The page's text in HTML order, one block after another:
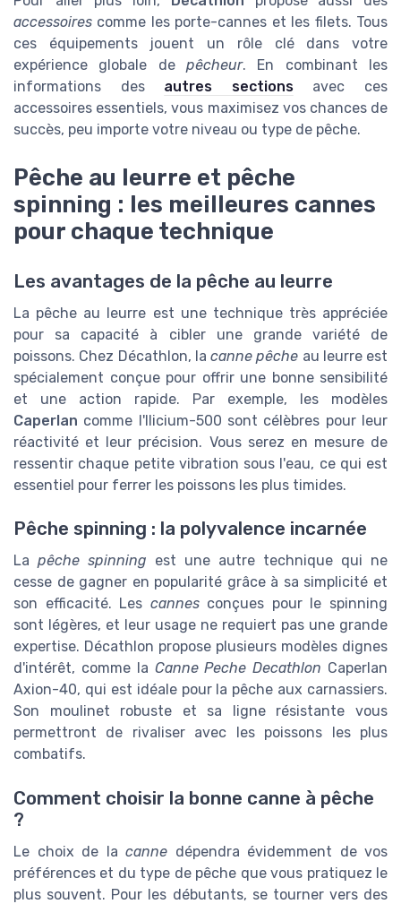
accessoires comme les porte-cannes et les filets. Tous
ces équipements jouent un rôle clé dans votre
expérience globale de pêcheur. En combinant les
informations des autres sectionsavec ces
accessoires essentiels, vous maximisez vos chances de
succès, peu importe votre niveau ou type de pêche.
Pêche au leurre et pêche
spinning : les meilleures cannes
pour chaque technique
Les avantages de la pêche au leurre
La pêche au leurre est une technique très appréciée
pour sa capacité à cibler une grande variété de
poissons. Chez Décathlon, la canne pêche au leurre est
spécialement conçue pour offrir une bonne sensibilité
et une action rapide. Par exemple, les modèles
Caperlan comme l'Ilicium-500 sont célèbres pour leur
réactivité et leur précision. Vous serez en mesure de
ressentir chaque petite vibration sous l'eau, ce qui est
essentiel pour ferrer les poissons les plus timides.
Pêche spinning : la polyvalence incarnée
La pêche spinning est une autre technique qui ne
cesse de gagner en popularité grâce à sa simplicité et
son efficacité. Les cannesconçues pour le spinning
sont légères, et leur usage ne requiert pas une grande
expertise. Décathlon propose plusieurs modèles dignes
d'intérêt, comme la Canne Peche Decathlon Caperlan
Axion-40, qui est idéale pour la pêche aux carnassiers.
Son moulinet robuste et sa ligne résistante vous
permettront de rivaliser avec les poissons les plus
combatifs.
Comment choisir la bonne canne à pêche
?
Le choix de la canne dépendra évidemment de vos
préférences et du type de pêche que vous pratiquez le
plus souvent. Pour les débutants, se tourner vers des